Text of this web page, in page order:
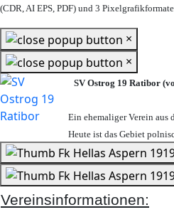
(CDR, AI EPS, PDF) und 3
×
×
SV Ostrog 19 Ratibor
Ein ehemaliger Verein aus
Heute ist das Gebiet
Vereinsinformationen: